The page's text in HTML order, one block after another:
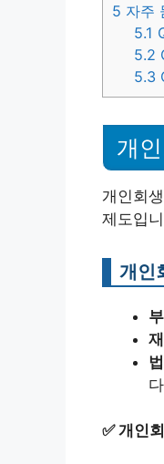
5 자주
5.1
5.2
5.3
개
개인회
제도입
개인
✅개인